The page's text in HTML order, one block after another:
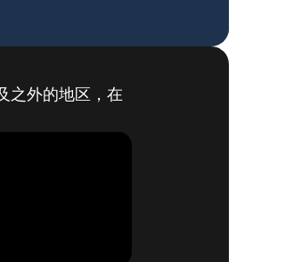
Elder Scrolls® Online
BUY GAME
之外的地区，在